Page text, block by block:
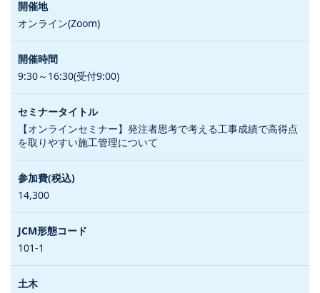
オンライン(Zoom)
9:30～16:30(受付9:00)
【オンラインセミナー】発注者思考で考える工事成績で高得点
を取りやすい施工管理について
14,300
101-1